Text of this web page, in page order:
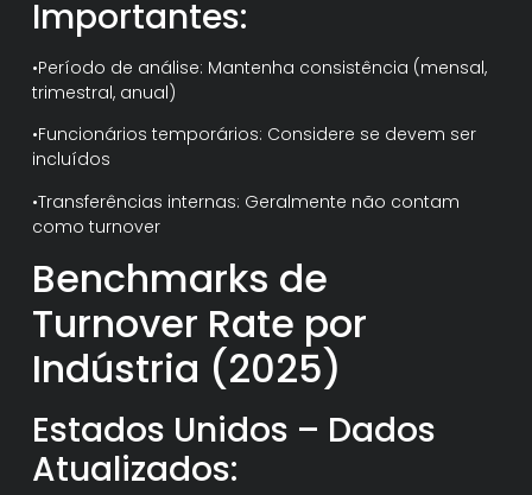
Importantes:
•Período de análise: Mantenha consistência (mensal,
trimestral, anual)
•Funcionários temporários: Considere se devem ser
incluídos
•Transferências internas: Geralmente não contam
como turnover
Benchmarks de
Turnover Rate por
Indústria (2025)
Estados Unidos – Dados
Atualizados: